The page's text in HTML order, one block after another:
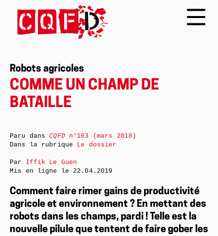
Robots agricoles
COMME UN CHAMP DE
BATAILLE
Comment faire rimer gains de productivité
agricole et environnement ? En mettant des
robots dans les champs, pardi ! Telle est la
nouvelle pilule que tentent de faire gober les
Paru dansCQFDn°163 (mars 2018)
Dans la rubrique Le dossier
Par Iffik Le Guen
Mis en ligne le 22.04.2019